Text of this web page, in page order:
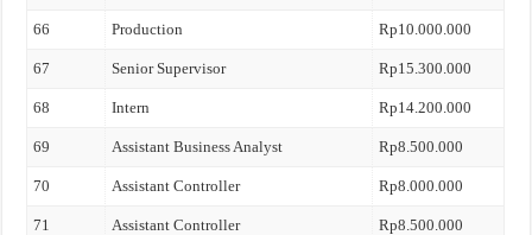
66 Production Rp10.000.000
67 Senior Supervisor Rp15.300.000
68 Intern Rp14.200.000
69 Assistant Business Analyst Rp8.500.000
70 Assistant Controller Rp8.000.000
71 Assistant Controller Rp8.500.000